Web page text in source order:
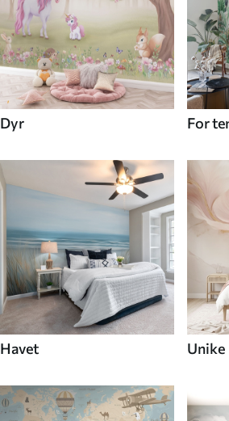
Dyr For
Havet Unike